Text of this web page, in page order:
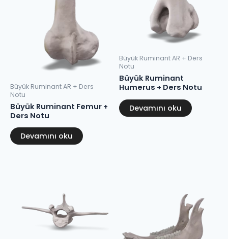
Büyük Ruminant AR + Ders
Notu
Büyük Ruminant Femur +
Ders Notu
Devamını oku
Büyük Ruminant AR + Ders
Notu
Büyük Ruminant
Humerus + Ders Notu
Devamını oku